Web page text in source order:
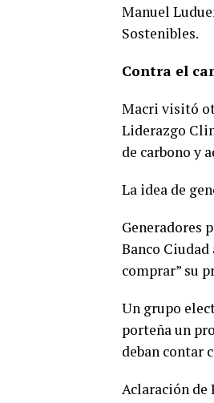
Manuel
Sostenibles.
Contra el
Macri visitó
Liderazgo
de carbono y
La idea de
Generadores
Banco Ciudad
comprar” su
Un grupo
porteña un
deban contar
Aclaración de